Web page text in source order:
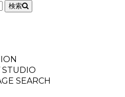
検索
SEARCH